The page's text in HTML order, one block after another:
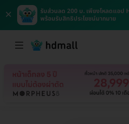
×
รับส่วนลด 200 บ. เพียงโหลดแอป
พร้อมรับสิทธิประโยชน์มากมาย